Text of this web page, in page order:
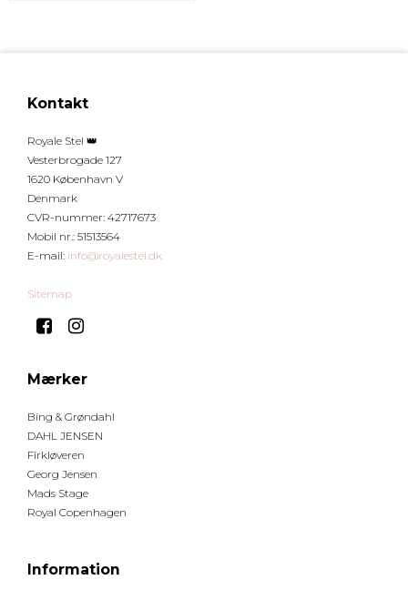
Kontakt
Royale Stel 👑
Vesterbrogade 127
1620 København V
Denmark
CVR-nummer: 42717673
Mobil nr.: 51513564
E-mail: info@royalestel.dk
Sitemap
Mærker
Bing & Grøndahl
DAHL JENSEN
Firkløveren
Georg Jensen
Mads Stage
Royal Copenhagen
Information